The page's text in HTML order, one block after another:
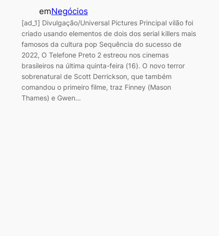
emNegócios
[ad_1] Divulgação/Universal Pictures Principal vilão foi
criado usando elementos de dois dos serial killers mais
famosos da cultura pop Sequência do sucesso de
2022, O Telefone Preto 2 estreou nos cinemas
brasileiros na última quinta-feira (16). O novo terror
sobrenatural de Scott Derrickson, que também
comandou o primeiro filme, traz Finney (Mason
Thames) e Gwen…